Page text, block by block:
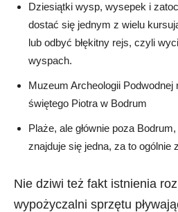
Dziesiątki wysp, wysepek i
dostać się jednym z wielu
lub odbyć błękitny rejs, czyli
wyspach.
Muzeum Archeologii
świętego Piotra w Bodrum
Plaże, ale głównie poza
znajduje się jedna, za to ogólnie
Nie dziwi też fakt istnienia
wypożyczalni sprzętu